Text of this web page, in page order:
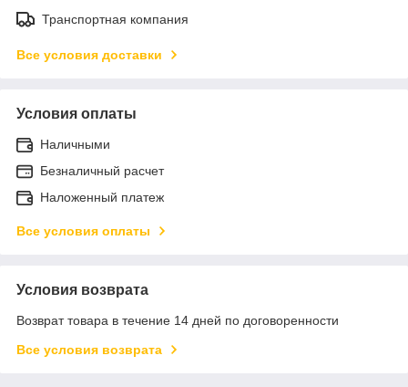
Транспортная компания
Все условия доставки
Условия оплаты
Наличными
Безналичный расчет
Наложенный платеж
Все условия оплаты
Условия возврата
Возврат товара в течение 14 дней по договоренности
Все условия возврата